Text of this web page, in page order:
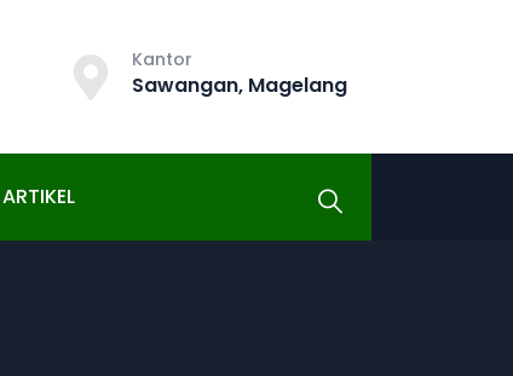
Kantor
Sawangan, Magelang
ARTIKEL